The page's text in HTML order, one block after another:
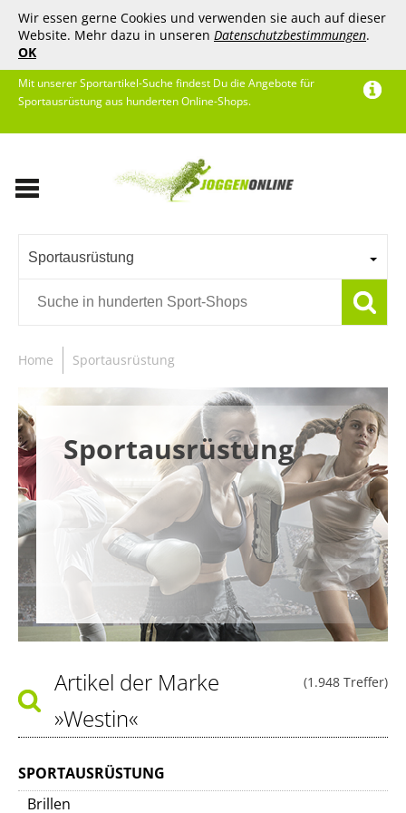
Wir essen gerne Cookies und verwenden sie auch auf dieser
Website. Mehr dazu in unseren Datenschutzbestimmungen.
OK
Mit unserer Sportartikel-Suche findest Du die Angebote für
Sportausrüstung aus hunderten Online-Shops.
Sportausrüstung
Home Sportausrüstung
Sportausrüstung
(1.948 Treffer)
Artikel der Marke
»Westin«
SPORTAUSRÜSTUNG
Brillen